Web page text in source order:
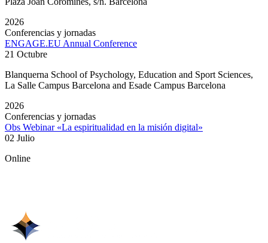
2026
Conferencias y jornadas
ENGAGE.EU Annual Conference
21 Octubre
Blanquerna School of Psychology, Education and Sport Sciences,
La Salle Campus Barcelona and Esade Campus Barcelona
2026
Conferencias y jornadas
Obs Webinar «La espiritualidad en la misión digital»
02 Julio
Online